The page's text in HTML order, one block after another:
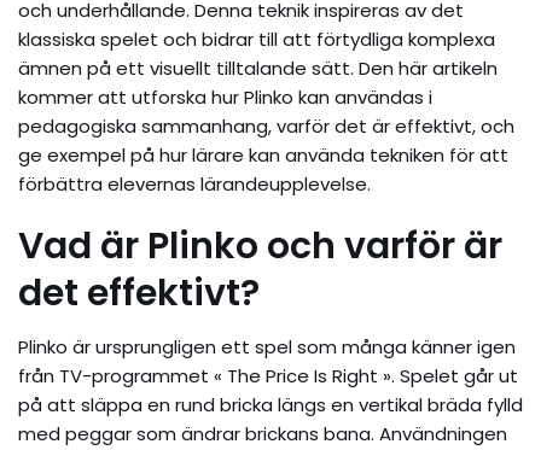
och underhållande. Denna teknik inspireras av det
klassiska spelet och bidrar till att förtydliga komplexa
ämnen på ett visuellt tilltalande sätt. Den här artikeln
kommer att utforska hur Plinko kan användas i
pedagogiska sammanhang, varför det är effektivt, och
ge exempel på hur lärare kan använda tekniken för att
förbättra elevernas lärandeupplevelse.
Vad är Plinko och varför är
det effektivt?
Plinko är ursprungligen ett spel som många känner igen
från TV-programmet « The Price Is Right ». Spelet går ut
på att släppa en rund bricka längs en vertikal bräda fylld
med peggar som ändrar brickans bana. Användningen